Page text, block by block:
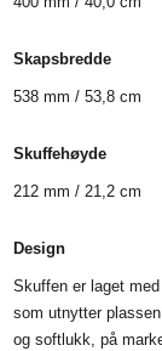
Skapsbredde
538 mm / 53,8 cm
Skuffehøyde
212 mm / 21,2 cm
Design
Skuffen er laget
som utnytter
og softlukk, på